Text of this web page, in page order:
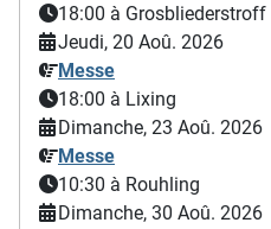
18:00 à Grosbliederstroff
Jeudi, 20 Aoû. 2026
Messe
18:00 à Lixing
Dimanche, 23 Aoû. 2026
Messe
10:30 à Rouhling
Dimanche, 30 Aoû. 2026